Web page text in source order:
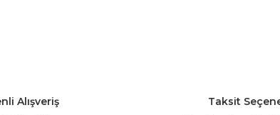
Alışveriş
Taksit